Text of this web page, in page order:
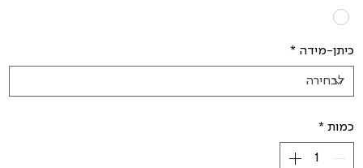
כיתן-מידה *
כמות *